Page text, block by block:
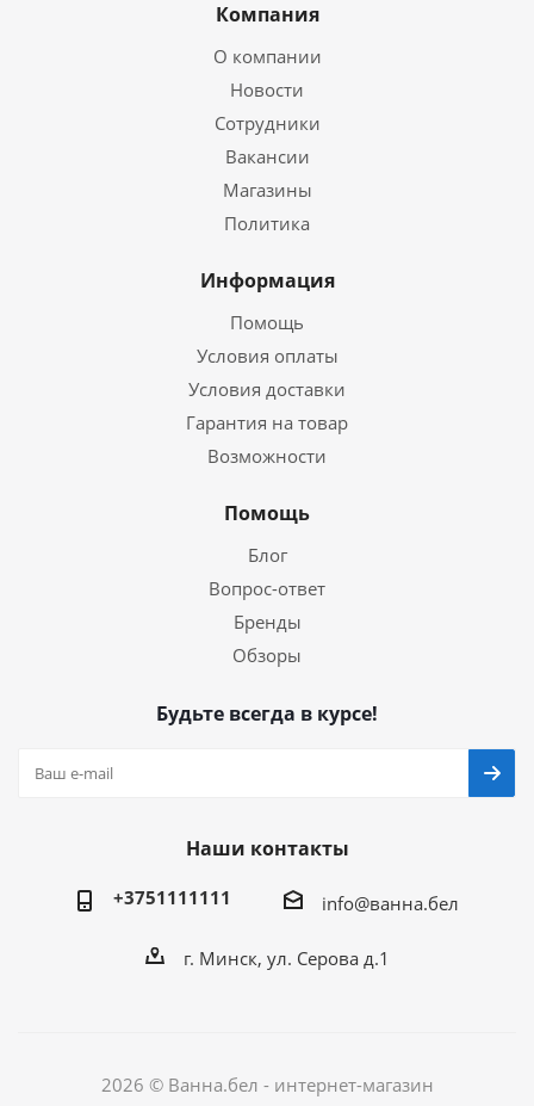
Компания
О компании
Новости
Сотрудники
Вакансии
Магазины
Политика
Информация
Помощь
Условия оплаты
Условия доставки
Гарантия на товар
Возможности
Помощь
Блог
Вопрос-ответ
Бренды
Обзоры
Будьте всегда в курсе!
Наши контакты
+3751111111 info@ванна.бел
г. Минск, ул. Серова д.1
2026 © Ванна.бел - интернет-магазин